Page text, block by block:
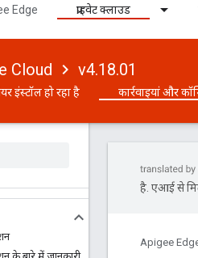
Edge प्राइवेट क्लाउड
Cloud v4.18.01
इंस्टॉल हो रहा है कार्रवाइयां और
है. एआई से
Apigee